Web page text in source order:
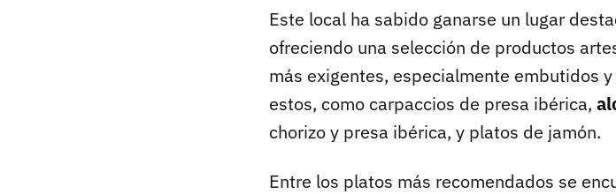
Este local ha sabido ganarse un lugar
ofreciendo una selección de productos
más exigentes, especialmente embutidos
estos, como carpaccios de presa ibérica,
chorizo y presa ibérica, y platos de jamón.
Entre los platos más recomendados se